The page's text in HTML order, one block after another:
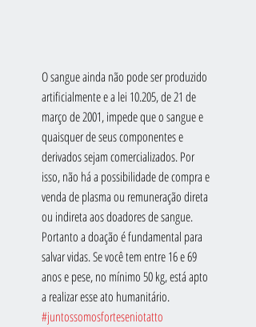
O sangue ainda não pode ser produzido
artificialmente e a lei 10.205, de 21 de
março de 2001, impede que o sangue e
quaisquer de seus componentes e
derivados sejam comercializados. Por
isso, não há a possibilidade de compra e
venda de plasma ou remuneração direta
ou indireta aos doadores de sangue.
Portanto a doação é fundamental para
salvar vidas. Se você tem entre 16 e 69
anos e pese, no mínimo 50 kg, está apto
a realizar esse ato humanitário.
#juntossomosforteseniotatto